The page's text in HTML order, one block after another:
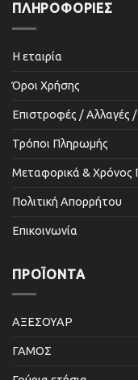
ΠΛΗΡΟΦΟΡΙΕΣ
Η εταιρία
Όροι Χρήσης
Επιστροφές / Αλλαγές
Τρόποι Πληρωμής
Μεταφορικά & Χρόνος
Πολιτική Απορρήτου
Επικοινωνία
ΠΡΟΪΌΝΤΑ
ΑΞΕΣΟΥΑΡ
ΓΑΜΟΣ